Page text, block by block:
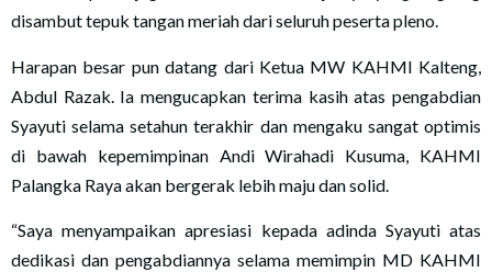
disambut tepuk tangan meriah dari seluruh peserta pleno.
Harapan besar pun datang dari Ketua MW KAHMI Kalteng,
Abdul Razak. Ia mengucapkan terima kasih atas pengabdian
Syayuti selama setahun terakhir dan mengaku sangat optimis
di bawah kepemimpinan Andi Wirahadi Kusuma, KAHMI
Palangka Raya akan bergerak lebih maju dan solid.
“Saya menyampaikan apresiasi kepada adinda Syayuti atas
dedikasi dan pengabdiannya selama memimpin MD KAHMI